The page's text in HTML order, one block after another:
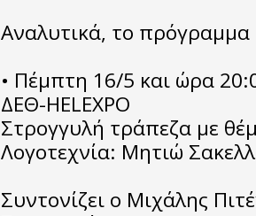
Αναλυτικά, το πρόγραμμα
• Πέμπτη 16/5 και ώρα
ΔΕΘ-HELEXPO
Στρογγυλή τράπεζα με
Λογοτεχνία: Μητιώ
Συντονίζει ο Μιχάλης